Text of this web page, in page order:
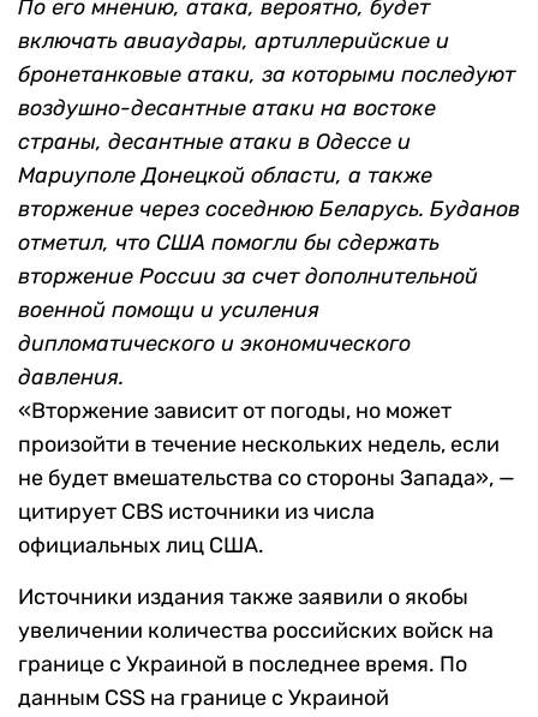
По его мнению, атака, вероятно, будет
включать авиаудары, артиллерийские и
бронетанковые атаки, за которыми последуют
воздушно-десантные атаки на востоке
страны, десантные атаки в Одессе и
Мариуполе Донецкой области, а также
вторжение через соседнюю Беларусь. Буданов
отметил, что США помогли бы сдержать
вторжение России за счет дополнительной
военной помощи и усиления
дипломатического и экономического
давления.
«Вторжение зависит от погоды, но может
произойти в течение нескольких недель, если
не будет вмешательства со стороны Запада​​», —
цитирует CBS источники из числа
официальных лиц США.
Источники издания также заявили о якобы
увеличении количества российских войск на
границе с Украиной в последнее время. По
данным CSS на границе с Украиной